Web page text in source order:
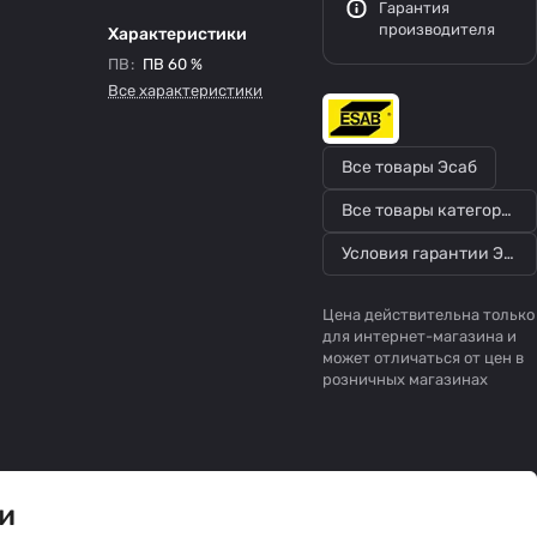
Характеристики
ПВ : ПВ 60 %
Все характеристики
Гарантия
производителя
Все товары Эсаб
Все товары категории
Условия гарантии Эсаб
Цена действительна только
для интернет-магазина и
может отличаться от цен в
розничных магазинах